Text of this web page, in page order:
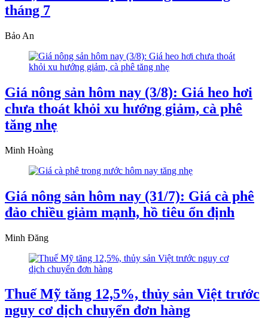
tháng 7
Bảo An
Giá nông sản hôm nay (3/8): Giá heo hơi
chưa thoát khỏi xu hướng giảm, cà phê
tăng nhẹ
Minh Hoàng
Giá nông sản hôm nay (31/7): Giá cà phê
đảo chiều giảm mạnh, hồ tiêu ổn định
Minh Đăng
Thuế Mỹ tăng 12,5%, thủy sản Việt trước
nguy cơ dịch chuyển đơn hàng